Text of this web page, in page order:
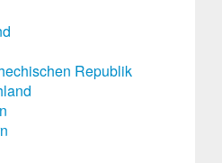
Republik